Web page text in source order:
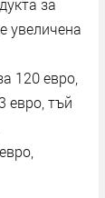
за
увеличена
120 евро,
евро, тъй